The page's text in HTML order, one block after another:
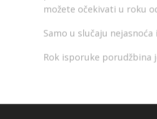
možete očekivati u roku
Samo u slučaju
Rok isporuke porudžbina